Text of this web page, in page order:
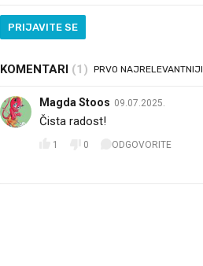
PRIJAVITE SE
KOMENTARI (1) PRVO NAJRELEVANTNIJI
Magda Stoos 09.07.2025.
Čista radost!
1 0 ODGOVORITE